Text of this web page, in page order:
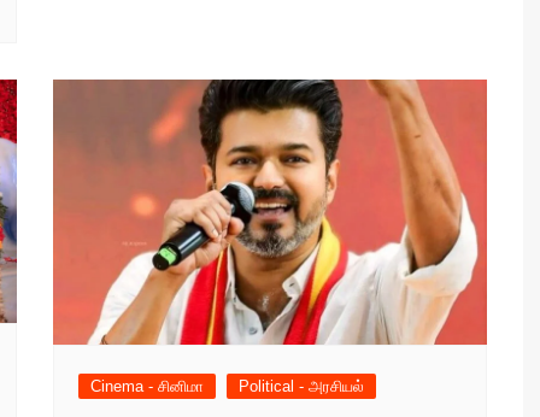
Cinema - சினிமா Political - அரசியல்